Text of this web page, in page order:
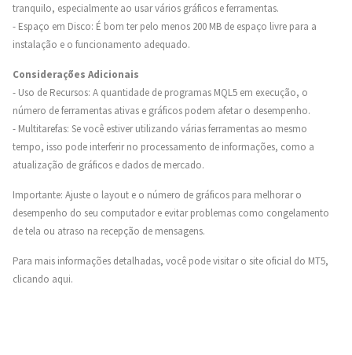
tranquilo, especialmente ao usar vários gráficos e ferramentas.
- Espaço em Disco: É bom ter pelo menos 200 MB de espaço livre para a
instalação e o funcionamento adequado.
Considerações Adicionais
- Uso de Recursos: A quantidade de programas MQL5 em execução, o
número de ferramentas ativas e gráficos podem afetar o desempenho.
- Multitarefas: Se você estiver utilizando várias ferramentas ao mesmo
tempo, isso pode interferir no processamento de informações, como a
atualização de gráficos e dados de mercado.
Importante: Ajuste o layout e o número de gráficos para melhorar o
desempenho do seu computador e evitar problemas como congelamento
de tela ou atraso na recepção de mensagens.
Para mais informações detalhadas, você pode visitar o site oficial do MT5,
clicando aqui.